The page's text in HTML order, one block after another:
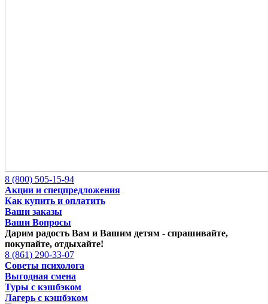
8 (800) 505-15-94
Акции и спецпредложения
Как купить и оплатить
Ваши заказы
Ваши Вопросы
Дарим радость Вам и Вашим детям - спрашивайте,
покупайте, отдыхайте!
8 (861) 290-33-07
Советы психолога
Выгодная смена
Туры с кэшбэком
Лагерь с кэшбэком